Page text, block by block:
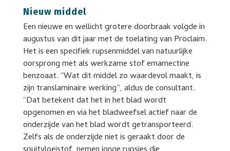
Nieuw middel
Een nieuwe en wellicht grotere doorbraak volgde in
augustus van dit jaar met de toelating van Proclaim.
Het is een specifiek rupsenmiddel van natuurlijke
oorsprong met als werkzame stof emamectine
benzoaat. “Wat dit middel zo waardevol maakt, is
zijn translaminaire werking”, aldus de consultant.
“Dat betekent dat het in het blad wordt
opgenomen en via het bladweefsel actief naar de
onderzijde van het blad wordt getransporteerd.
Zelfs als de onderzijde niet is geraakt door de